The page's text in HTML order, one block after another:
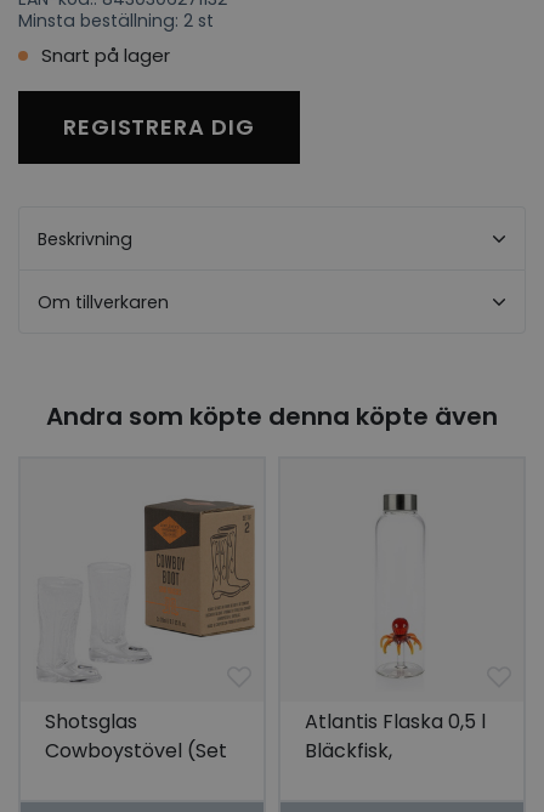
Minsta beställning: 2 st
Snart på lager
REGISTRERA DIG
Beskrivning
Om tillverkaren
Andra som köpte denna köpte även
Shotsglas
Cowboystövel (Set
Atlantis Flaska 0,5 l
Bläckfisk,